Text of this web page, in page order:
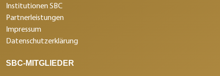
Institutionen SBC
Partnerleistungen
Impressum
Datenschutzerklärung
SBC-MITGLIEDER